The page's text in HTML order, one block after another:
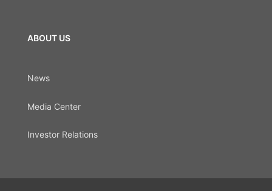
ABOUT US
News
Media Center
Investor Relations